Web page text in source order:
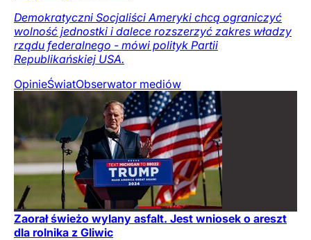
Demokratyczni Socjaliści Ameryki chcą ograniczyć
wolność jednostki i dalece rozszerzyć zakres władzy
rządu federalnego - mówi polityk Partii
Republikańskiej USA.
OpinieŚwiatObserwator mediów
Zaorał świeżo wylany asfalt. Jest wniosek o areszt
dla rolnika z Gliwic